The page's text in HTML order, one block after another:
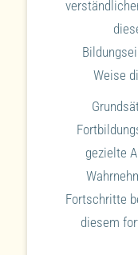
Weise
gezielte
Fortschritte
diesem